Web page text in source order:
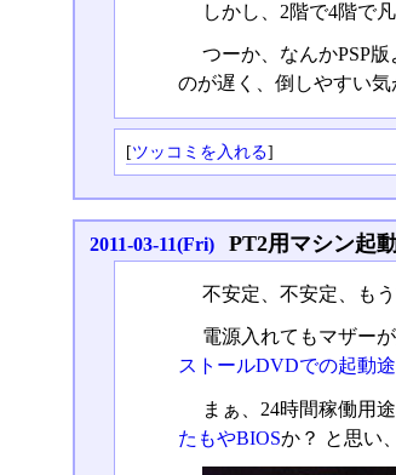
しかし、2階で4階で
つーか、なんかPSP
のが遅く、倒しやすい
[ツッコミを入れる]
2011-03-11(Fri) PT2用マシン起
不安定、不安定、も
電源入れてもマザー
ストールDVDでの起動
まぁ、24時間稼働用
たもやBIOSか？ と思い